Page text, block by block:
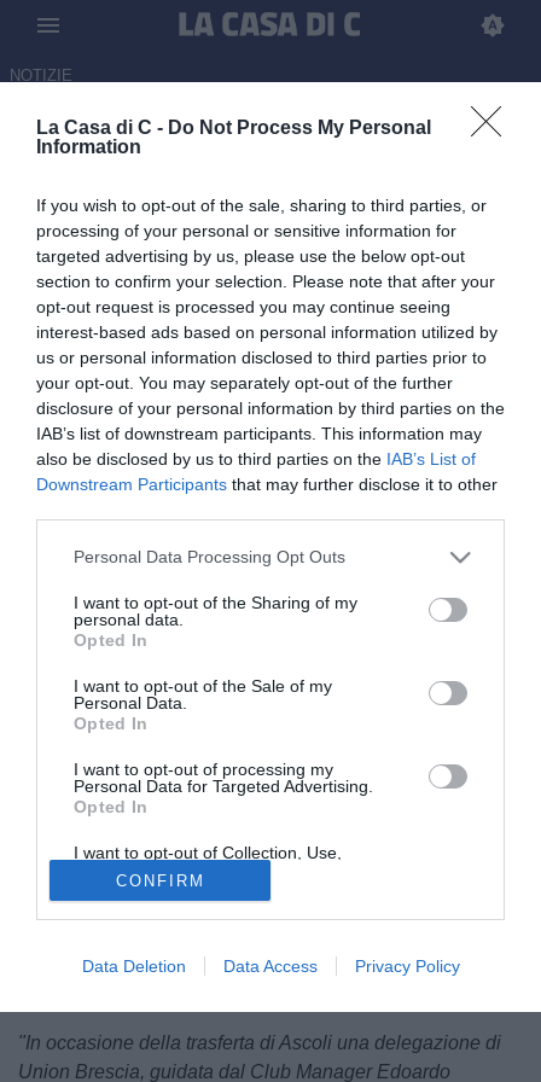
La Casa di C - Do Not Process My Personal
Information
If you wish to opt-out of the sale, sharing to third parties, or
processing of your personal or sensitive information for
targeted advertising by us, please use the below opt-out
section to confirm your selection. Please note that after your
opt-out request is processed you may continue seeing
interest-based ads based on personal information utilized by
us or personal information disclosed to third parties prior to
your opt-out. You may separately opt-out of the further
disclosure of your personal information by third parties on the
IAB’s list of downstream participants. This information may
also be disclosed by us to third parties on the IAB’s List of
Downstream Participants that may further disclose it to other
Personal Data Processing Opt Outs
I want to opt-out of the Sharing of my
personal data.
Opted In
I want to opt-out of the Sale of my
Personal Data.
Opted In
I want to opt-out of processing my
Personal Data for Targeted Advertising.
Opted In
I want to opt-out of Collection, Use,
Retention, Sale, and/or Sharing of my
Personal Data that Is Unrelated with the
Purposes for which it was collected.
Opted Out
CONFIRM
Data Deletion Data Access Privacy Policy
NOTIZIE
Union Brescia, "La memoria
visita alla tomba di Mazzone
07.06.2026 13:00 diMarco Gioviale
Il vista della finale di ritorno contro l'Ascoli, il club bresciano fa visita
alla tomba dello storico ex allenatore: la nota della società
Nella giornata di sabato 6 giugno
minuti della sua stagione. Finale di ritorno dei playoff di
Serie Cche potrebbero regalare nuovamente la adetteria
del club.
Occasione anche per onorare la memoria di una figura
entrambe le squadre e che riposa proprio nel cimitero del
"In occasione della trasferta di Ascoli una delegazione di
Union Brescia, guidata dal Club Manager Edoardo